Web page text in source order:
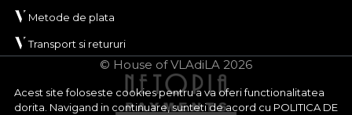
Acest site foloseste cookies pentru a va oferi functionalitatea
dorita. Navigand in continuare, sunteti de acord cu POLITICA DE
Metode de plata
Transport si retururi
© House of VLAdiLA 2026